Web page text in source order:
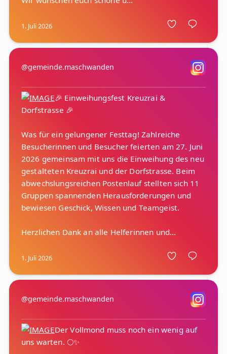
1. Juli 2026
@gemeinde.maschwanden
🎉 Einweihungsfest Kreuzrai &
Dorfstrasse 🎉
Was für ein gelungener Festtag! Zahlreiche
Besucherinnen und Besucher feierten am 27. Juni
2026 gemeinsam mit uns die Einweihung des neu
gestalteten Kreuzrai und der Dorfstrasse. Beim
abwechslungsreichen Postenlauf stellten sich 11
Gruppen spannenden Herausforderungen und
bewiesen Geschick, Wissen und Teamgeist.
1. Juli 2026
@gemeinde.maschwanden
Der Vollmond muss noch ein wenig auf
uns warten. 🌕✨